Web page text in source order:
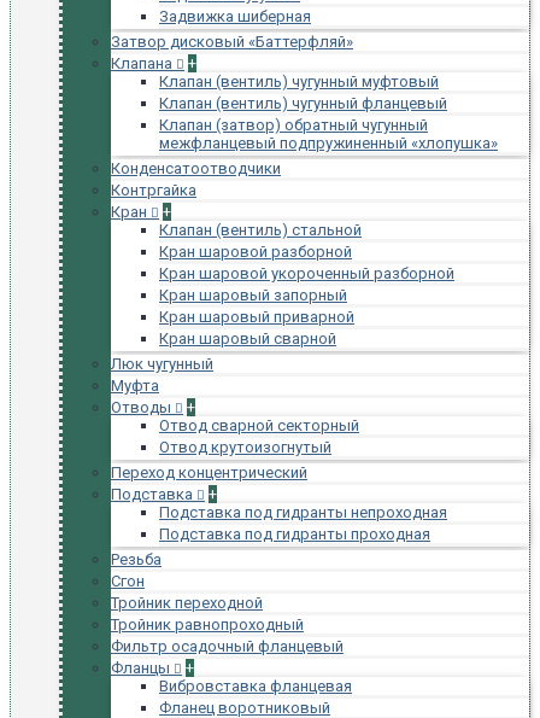
Задвижка шиберная
Затвор дисковый «Баттерфляй»
Клапана
+
Клапан (вентиль) чугунный муфтовый
Клапан (вентиль) чугунный фланцевый
Клапан (затвор) обратный чугунный
межфланцевый подпружиненный «хлопушка»
Конденсатоотводчики
Контргайка
Кран
+
Клапан (вентиль) стальной
Кран шаровой разборной
Кран шаровой укороченный разборной
Кран шаровый запорный
Кран шаровый приварной
Кран шаровый сварной
Люк чугунный
Муфта
Отводы
+
Отвод сварной секторный
Отвод крутоизогнутый
Переход концентрический
Подставка
+
Подставка под гидранты непроходная
Подставка под гидранты проходная
Резьба
Сгон
Тройник переходной
Тройник равнопроходный
Фильтр осадочный фланцевый
Фланцы
+
Вибровставка фланцевая
Фланец воротниковый